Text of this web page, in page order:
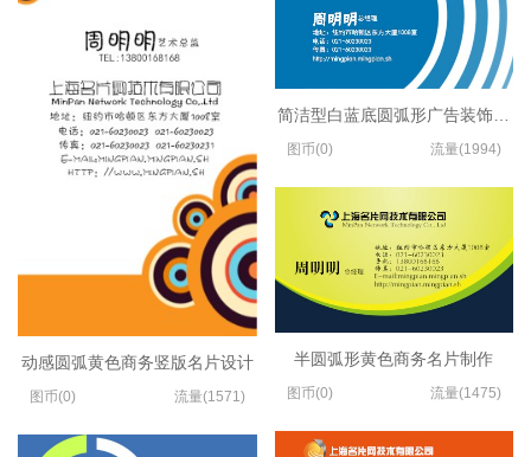
动感圆弧黄色商务竖版名片设计
图币(0) 流量(1571)
简洁型白蓝底圆弧形广告装饰公司
图币(0) 流量(1994)
半圆弧形黄色商务名片制作
图币(0) 流量(1475)